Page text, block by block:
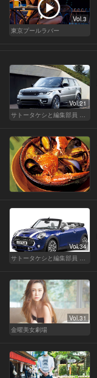
Vol.3
東京プールラバー
Vol.21
サトータケシと編集部員 船山の"CAR GENTSへの道"
Vol.34
サトータケシと編集部員 船山の"CAR GENTSへの道"
Vol.31
金曜美女劇場